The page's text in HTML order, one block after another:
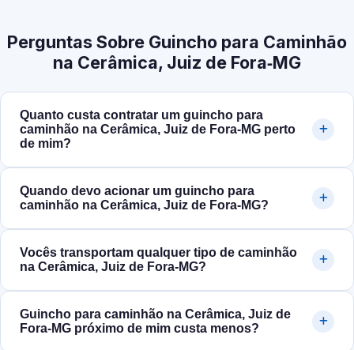
Perguntas Sobre Guincho para Caminhão
na Cerâmica, Juiz de Fora‑MG
Quanto custa contratar um guincho para
caminhão na Cerâmica, Juiz de Fora‑MG perto
de mim?
Quando devo acionar um guincho para
caminhão na Cerâmica, Juiz de Fora‑MG?
Vocês transportam qualquer tipo de caminhão
na Cerâmica, Juiz de Fora‑MG?
Guincho para caminhão na Cerâmica, Juiz de
Fora‑MG próximo de mim custa menos?